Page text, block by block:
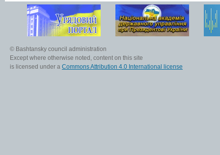
© Bashtansky council administration
Except where otherwise noted, content on this site
is licensed under a Commons Attribution 4.0 International license